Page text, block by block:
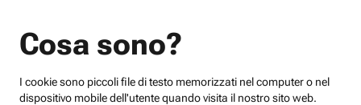
Cosa sono?
I cookie sono piccoli file di testo memorizzati nel computer o nel
dispositivo mobile dell'utente quando visita il nostro sito web.